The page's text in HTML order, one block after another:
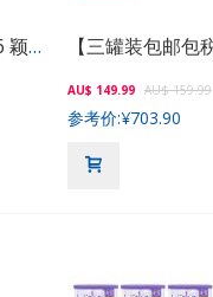
【三罐装包邮包税】Oli6 颖睿婴幼儿羊奶粉2段 800g
AU$ 149.99 AU$ 159.99
参考价:¥703.90